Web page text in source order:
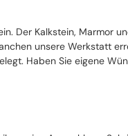
Der Kalkstein, Marmor
unsere Werkstatt
Haben Sie eigene